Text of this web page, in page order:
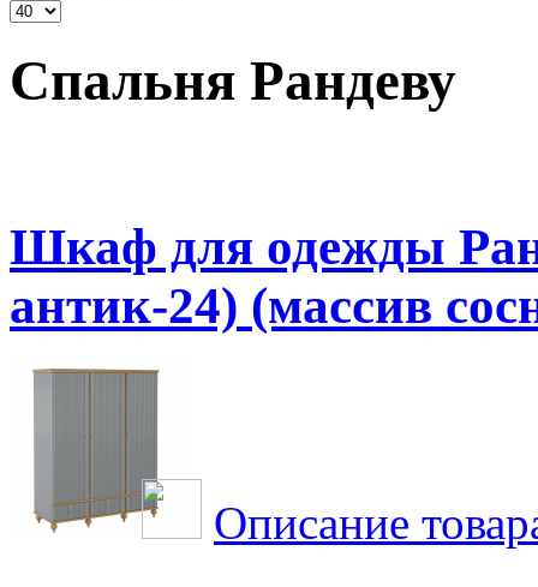
Спальня Рандеву
Шкаф для одежды
антик-24) (массив
Описание